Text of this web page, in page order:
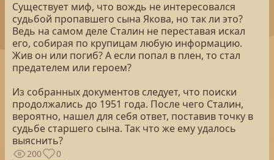
Существует миф, что вождь не интересовался
судьбой пропавшего сына Якова, но так ли это?
Ведь на самом деле Сталин не переставая искал
его, собирая по крупицам любую информацию.
Жив он или погиб? А если попал в плен, то стал
предателем или героем?
Из собранных документов следует, что поиски
продолжались до 1951 года. После чего Сталин,
вероятно, нашел для себя ответ, поставив точку в
судьбе старшего сына. Так что же ему удалось
выяснить?
200 0